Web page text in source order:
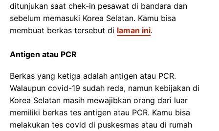
ditunjukan saat chek-in pesawat di bandara dan
sebelum memasuki Korea Selatan. Kamu bisa
membuat berkas tersebut di laman ini.
Antigen atau PCR
Berkas yang ketiga adalah antigen atau PCR.
Walaupun covid-19 sudah reda, namun kebijakan di
Korea Selatan masih mewajibkan orang dari luar
memiliki berkas tes antigen atau PCR. Kamu bisa
melakukan tes covid di puskesmas atau di rumah